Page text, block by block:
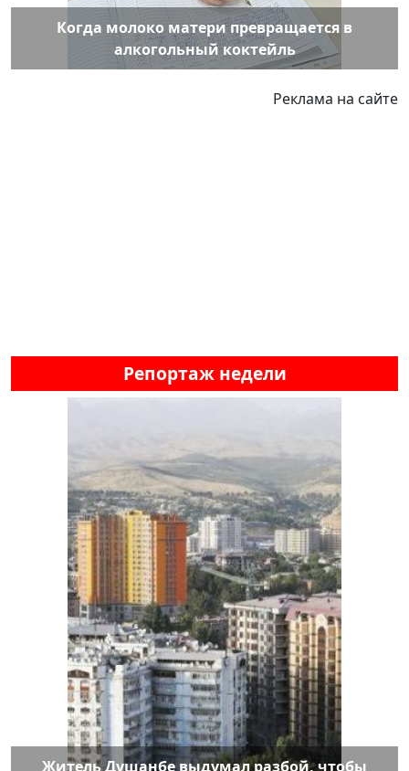
Когда молоко матери превращается в
алкогольный коктейль
Реклама на сайте
Репортаж недели
Житель Душанбе выдумал разбой, чтобы